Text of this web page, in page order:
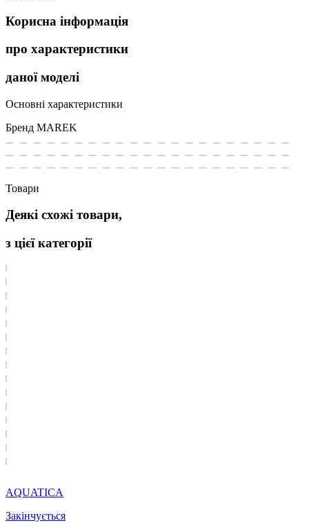
Корисна інформація
про характеристики
даної моделі
Основні характеристики
Бренд MAREK
Товари
Деякі схожі товари,
з цієї категорії
AQUATICA
Закінчується